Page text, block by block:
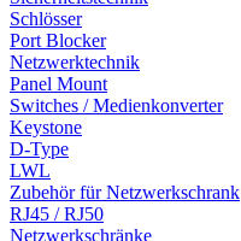
Schlösser
Port Blocker
Netzwerktechnik
Panel Mount
Switches / Medienkonverter
Keystone
D-Type
LWL
Zubehör für Netzwerkschrank
RJ45 / RJ50
Netzwerkschränke